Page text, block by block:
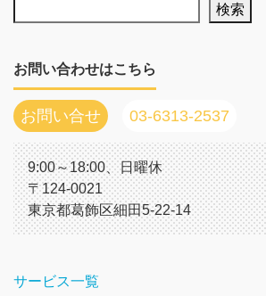
検索
お問い合わせはこちら
お問い合せ 03-6313-2537
9:00～18:00、日曜休
〒124-0021
東京都葛飾区細田5-22-14
サービス一覧